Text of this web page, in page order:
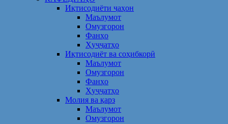
Иқтисодиёти ҷаҳон
Маълумот
Омузгорон
Фанҳо
Ҳуҷҷатҳо
Иқтисодиёт ва соҳибкорӣ
Маълумот
Омузгорон
Фанҳо
Ҳуҷҷатҳо
Молия ва қарз
Маълумот
Омузгорон